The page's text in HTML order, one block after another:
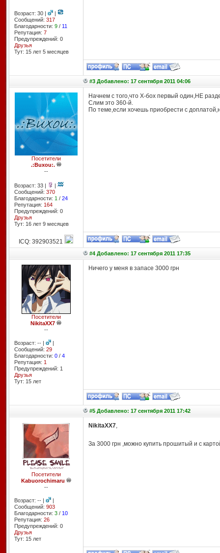
Возраст: 30 |
|
Сообщений: 317
Благодарности: 9/ 11
Репутация: 7
Предупреждений: 0
Друзья
Тут: 15 лет 5 месяцев
#3 Добавлено: 17 сентября 2011 04:06
Посетители
.:Buxou:.
--
Возраст: 33 |
|
Сообщений: 370
Благодарности: 1 / 24
Репутация: 164
Предупреждений: 0
Друзья
Тут: 16 лет 9 месяцев
Начнем с того,что Х-бох первый один,НЕ
Слим это 360-й.
По теме,если хочешь приобрести с
ICQ: 392903521
#4 Добавлено: 17 сентября 2011 17:35
Посетители
NikitaXX7
--
Возраст: -- |
|
Сообщений: 29
Благодарности: 0/ 4
Репутация: 1
Предупреждений: 1
Друзья
Тут: 15 лет
Ничего у меня в запасе 3000 грн
#5 Добавлено: 17 сентября 2011 17:42
Посетители
Kabuorochimaru
--
Возраст: -- |
|
Сообщений: 903
Благодарности: 3/ 10
Репутация: 26
Предупреждений: 0
Друзья
Тут: 15 лет
NikitaXX7,
За 3000 грн ,можно купить прошитый и с